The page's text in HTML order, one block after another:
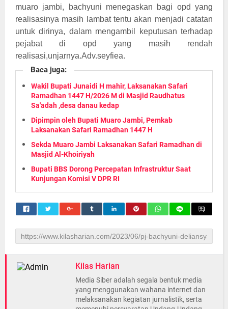
muaro jambi, bachyuni menegaskan bagi opd yang
realisasinya masih lambat tentu akan menjadi catatan
untuk dirinya, dalam mengambil keputusan terhadap
pejabat di opd yang masih rendah
realisasi,unjarnya.Adv.seyfiea.
Baca juga:
Wakil Bupati Junaidi H mahir, Laksanakan Safari
Ramadhan 1447 H/2026 M di Masjid Raudhatus
Sa'adah ,desa danau kedap
Dipimpin oleh Bupati Muaro Jambi, Pemkab
Laksanakan Safari Ramadhan 1447 H
Sekda Muaro Jambi Laksanakan Safari Ramadhan di
Masjid Al-Khoiriyah
Bupati BBS Dorong Percepatan Infrastruktur Saat
Kunjungan Komisi V DPR RI
Kilas Harian
Media Siber adalah segala bentuk media
yang menggunakan wahana internet dan
melaksanakan kegiatan jurnalistik, serta